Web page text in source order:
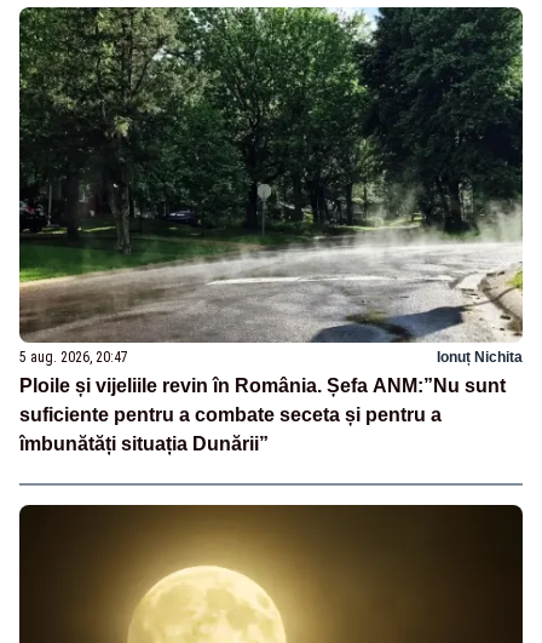
5 aug. 2026, 20:47 Ionuț Nichita
Ploile și vijeliile revin în România. Șefa ANM:”Nu sunt
suficiente pentru a combate seceta și pentru a
îmbunătăți situația Dunării”